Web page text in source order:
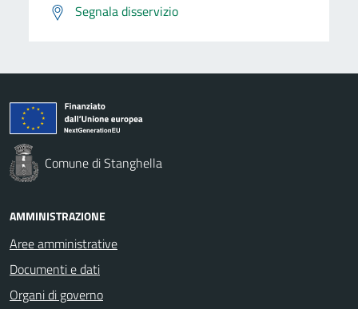
Segnala disservizio
Comune di Stanghella
AMMINISTRAZIONE
Aree amministrative
Documenti e dati
Organi di governo